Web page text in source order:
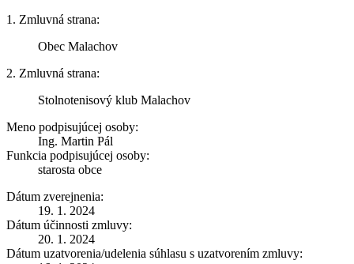
1. Zmluvná strana:
Obec Malachov
2. Zmluvná strana:
Stolnotenisový klub Malachov
Meno podpisujúcej osoby:
Ing. Martin Pál
Funkcia podpisujúcej osoby:
starosta obce
Dátum zverejnenia:
19. 1. 2024
Dátum účinnosti zmluvy:
20. 1. 2024
Dátum uzatvorenia/udelenia súhlasu s uzatvorením zmluvy: